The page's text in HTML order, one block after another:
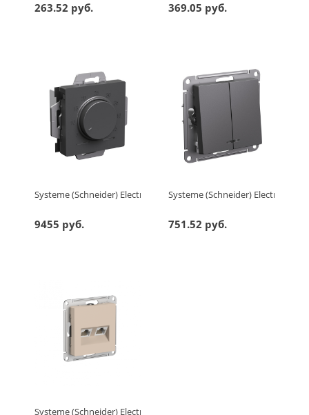
263.52 руб. 369.05 руб.
Systeme (Schneider) Electric ATLASDESIGN ТЕРМОСТАТ
9455 руб.
Systeme (Schneider) Electric
751.52 руб.
Systeme (Schneider) Electric ATLASDESIGN РОЗЕТКА двойная